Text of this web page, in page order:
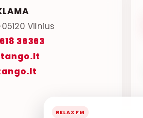
Vilnius
36363
RELAX FM